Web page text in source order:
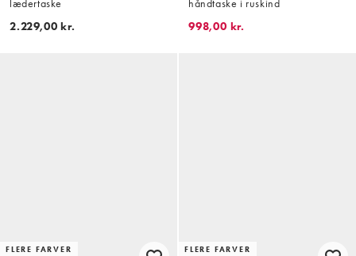
lædertaske
2.229,00 kr.
håndtaske i ruskind
998,00 kr.
FLERE FARVER FLERE FARVER